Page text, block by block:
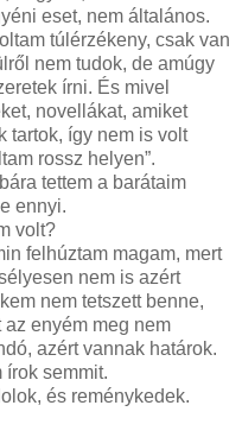
eset, nem általános.
túlérzékeny, csak van
nem tudok, de amúgy
írni. És mivel
novellákat, amiket
tartok, így nem is volt
rossz helyen”.
tettem a barátaim
ennyi.
volt?
felhúztam magam, mert
nem is azért
nem tetszett benne,
az enyém meg nem
azért vannak határok.
írok semmit.
és reménykedek.